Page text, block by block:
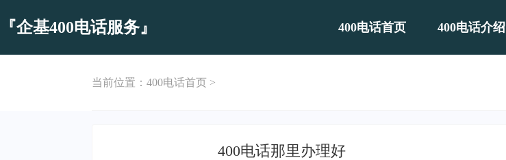
『企基400电话服务』 400电话首页 400电话介绍
当前位置：400电话首页 >
400电话那里办理好